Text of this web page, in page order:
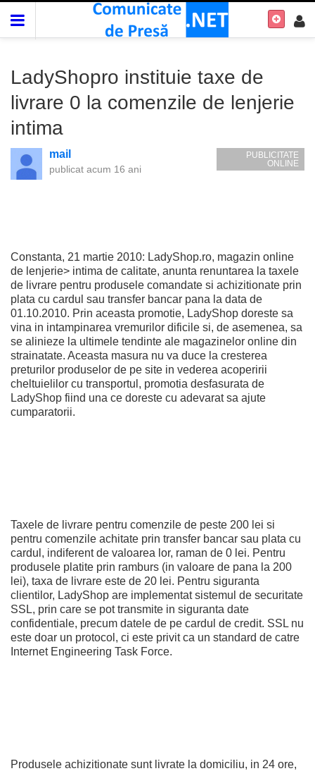
LadyShopro instituie taxe de
livrare 0 la comenzile de lenjerie
intima
mail
publicat acum 16 ani
PUBLICITATE
ONLINE
Constanta, 21 martie 2010: LadyShop.ro, magazin online
de lenjerie> intima de calitate, anunta renuntarea la taxele
de livrare pentru produsele comandate si achizitionate prin
plata cu cardul sau transfer bancar pana la data de
01.10.2010. Prin aceasta promotie, LadyShop doreste sa
vina in intampinarea vremurilor dificile si, de asemenea, sa
se alinieze la ultimele tendinte ale magazinelor online din
strainatate. Aceasta masura nu va duce la cresterea
preturilor produselor de pe site in vederea acoperirii
cheltuielilor cu transportul, promotia desfasurata de
LadyShop fiind una ce doreste cu adevarat sa ajute
cumparatorii.
Taxele de livrare pentru comenzile de peste 200 lei si
pentru comenzile achitate prin transfer bancar sau plata cu
cardul, indiferent de valoarea lor, raman de 0 lei. Pentru
produsele platite prin ramburs (in valoare de pana la 200
lei), taxa de livrare este de 20 lei. Pentru siguranta
clientilor, LadyShop are implementat sistemul de securitate
SSL, prin care se pot transmite in siguranta date
confidentiale, precum datele de pe cardul de credit. SSL nu
este doar un protocol, ci este privit ca un standard de catre
Internet Engineering Task Force.
Produsele achizitionate sunt livrate la domiciliu, in 24 ore,